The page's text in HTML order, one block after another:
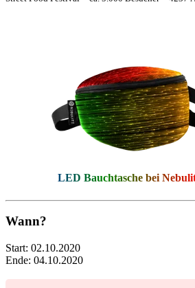
LED Bauchtasche bei
Wann?
Start: 02.10.2020
Ende: 04.10.2020